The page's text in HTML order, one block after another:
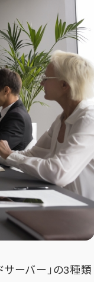
サーバー」の3種類